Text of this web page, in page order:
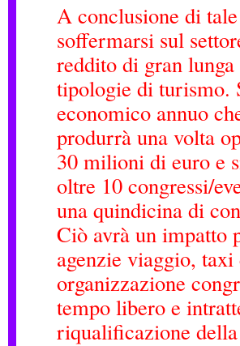
A conclusione di
soffermarsi sul
reddito di gran
tipologie di turismo.
economico annuo
produrrà una volta
30 milioni di euro e
oltre 10 congressi/
una quindicina di
Ciò avrà un impatto
agenzie viaggio,
organizzazione
tempo libero e
riqualificazione